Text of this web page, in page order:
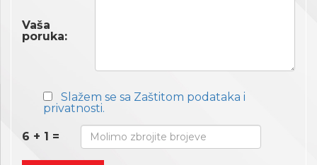
Vaša
poruka:
Slažem se sa Zaštitom podataka i
privatnosti.
6 + 1 =